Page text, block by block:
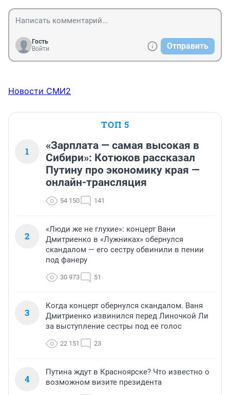
Гость
Войти
Отправить
Новости СМИ2
ТОП 5
1
«Зарплата — самая высокая в
Сибири»: Котюков рассказал
Путину про экономику края —
онлайн-трансляция
54 150 141
2
«Люди же не глухие»: концерт Вани
Дмитриенко в «Лужниках» обернулся
скандалом — его сестру обвинили в пении
под фанеру
30 973 51
3
Когда концерт обернулся скандалом. Ваня
Дмитриенко извинился перед Линочкой Ли
за выступление сестры под ее голос
22 151 23
4
Путина ждут в Красноярске? Что известно о
возможном визите президента